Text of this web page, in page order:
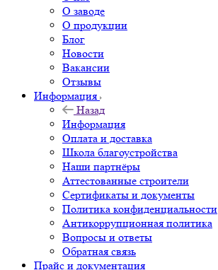
О заводе
О продукции
Блог
Новости
Вакансии
Отзывы
Информация
Назад
Информация
Оплата и доставка
Школа благоустройства
Наши партнёры
Аттестованные строители
Сертификаты и документы
Политика конфиденциальности
Антикоррупционная политика
Вопросы и ответы
Обратная связь
Прайс и документация